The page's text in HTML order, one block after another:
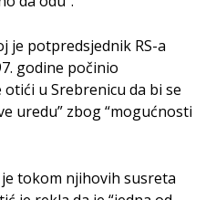
je potpredsjednik RS-a
godine počinio
u Srebrenicu da bi se
uredu” zbog “mogućnosti
tokom njihovih susreta